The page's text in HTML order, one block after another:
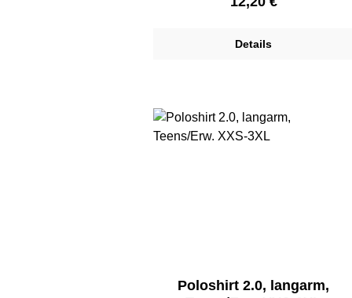
Details
Poloshirt 2.0, langarm,